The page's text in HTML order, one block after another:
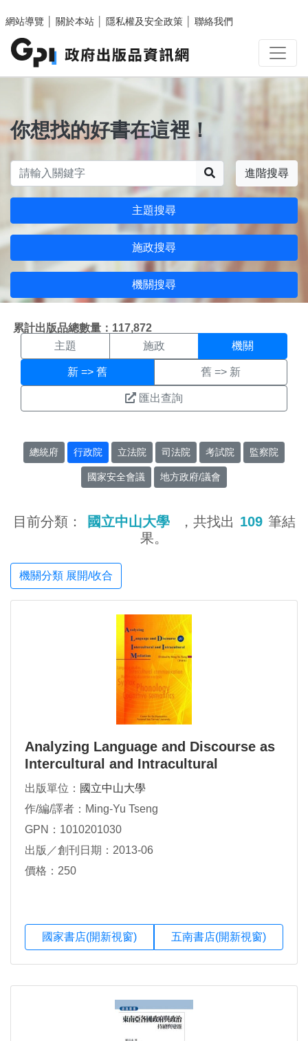
網站導覽
關於本站 隱私權及安全政策 聯絡我們
你想找的好書在這裡！
進階搜尋
主題搜尋
施政搜尋
機關搜尋
累計出版品總數量：117,872
機關搜尋結果頁面
主題 施政 機關
新 => 舊 舊 => 新
匯出查詢
總統府 行政院 立法院 司法院 考試院 監察院
國家安全會議 地方政府/議會
目前分類： 國立中山大學 ，共找出 109 筆結
果。
機關分類 展開/收合
Analyzing Language and Discourse as
Intercultural and Intracultural
Mediation
出版單位： 國立中山大學
作/編/譯者：Ming-Yu Tseng
GPN：1010201030
出版／創刊日期：2013-06
價格：250
國家書店(開新視窗) 五南書店(開新視窗)